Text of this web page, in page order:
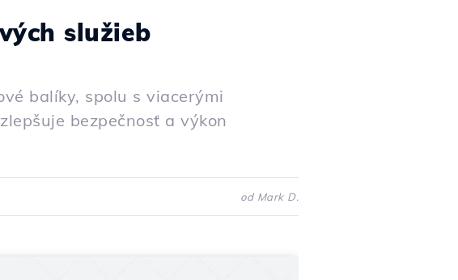
služieb
balíky, spolu s viacerými
bezpečnosť a výkon
od Mark D.